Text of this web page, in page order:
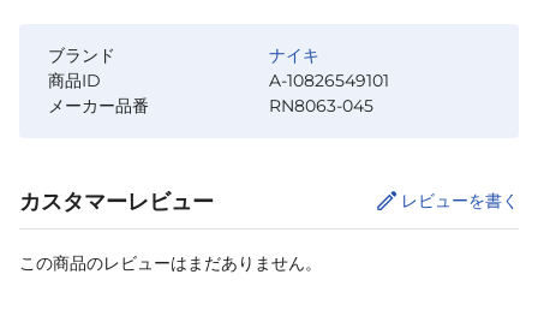
ブランド
ナイキ
商品ID
A-10826549101
メーカー品番
RN8063-045
カスタマーレビュー レビューを書く
この商品のレビューはまだありません。